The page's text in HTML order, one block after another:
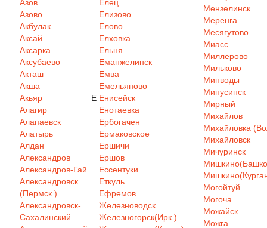
Азов
Азово
Акбулак
Аксай
Аксарка
Аксубаево
Акташ
Акша
Акьяр
Алагир
Алапаевск
Алатырь
Алдан
Александров
Александров-Гай
Александровск
(Пермск.)
Александровск-
Сахалинский
Е
Елец
Елизово
Елово
Елховка
Ельня
Еманжелинск
Емва
Емельяново
Енисейск
Енотаевка
Ербогачен
Ермаковское
Ершичи
Ершов
Ессентуки
Еткуль
Ефремов
Железноводск
Железногорск(Ирк.)
Мензелинск
Меренга
Месягутово
Миасс
Миллерово
Мильково
Минводы
Минусинск
Мирный
Михайлов
Михайловка
Михайловск
Мичуринск
Могойтуй
Могоча
Можайск
Можга